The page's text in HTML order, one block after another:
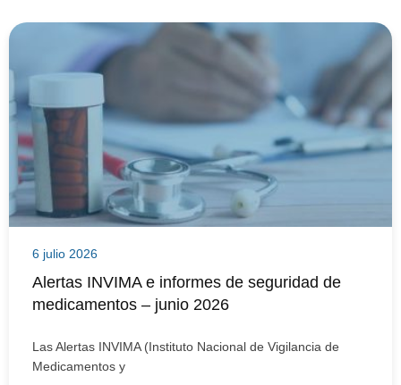
6 julio 2026
Alertas INVIMA e informes de seguridad de
medicamentos – junio 2026
Las Alertas INVIMA (Instituto Nacional de Vigilancia de
Medicamentos y